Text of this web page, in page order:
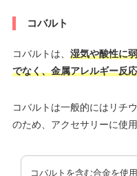
コバルト
コバルトは、 湿気や酸性に
でなく、金属アレルギー反
コバルトは一般的にはリチ
のため、アクセサリーに使
コバルトを含む合金を使